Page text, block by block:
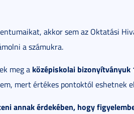
akkor sem az Oktatási
a számukra.
meg a középiskolai bizonyítványuk
mert értékes pontoktól eshetnek
annak érdekében, hogy